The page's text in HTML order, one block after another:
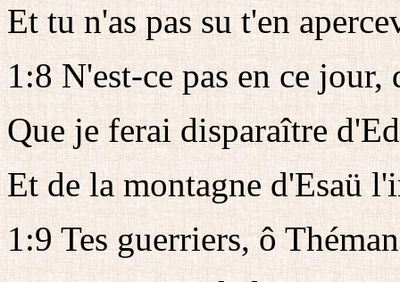
Et tu n'as pas su t'en
1:8 N'est-ce pas en ce
Que je ferai disparaître
Et de la montagne d'Esaü
1:9 Tes guerriers, ô